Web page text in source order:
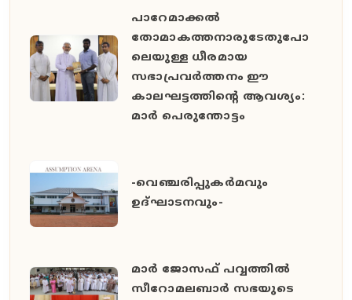
പാറേമാക്കൽ
തോമാകത്തനാരുടേതുപോ
ലെയുള്ള ധീരമായ
സഭാപ്രവർത്തനം ഈ
കാലഘട്ടത്തിൻ്റെ ആവശ്യം:
മാർ പെരുന്തോട്ടം
-വെഞ്ചരിപ്പുകർമവും
ഉദ്ഘാടനവും-
മാർ ജോസഫ് പവ്വത്തിൽ
സീറോമലബാർ സഭയുടെ